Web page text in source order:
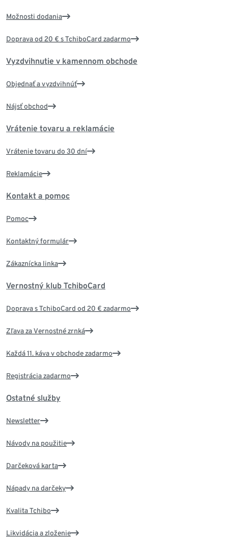
Možnosti dodania
Doprava od 20 € s TchiboCard zadarmo
Vyzdvihnutie v kamennom obchode
Objednať a vyzdvihnúť
Nájsť obchod
Vrátenie tovaru a reklamácie
Vrátenie tovaru do 30 dní
Reklamácie
Kontakt a pomoc
Pomoc
Kontaktný formulár
Zákaznícka linka
Vernostný klub TchiboCard
Doprava s TchiboCard od 20 € zadarmo
Zľava za Vernostné zrnká
Každá 11. káva v obchode zadarmo
Registrácia zadarmo
Ostatné služby
Newsletter
Návody na použitie
Darčeková karta
Nápady na darčeky
Kvalita Tchibo
Likvidácia a zloženie